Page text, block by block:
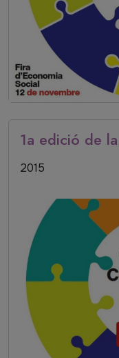
1a edició de
Data inici
2015